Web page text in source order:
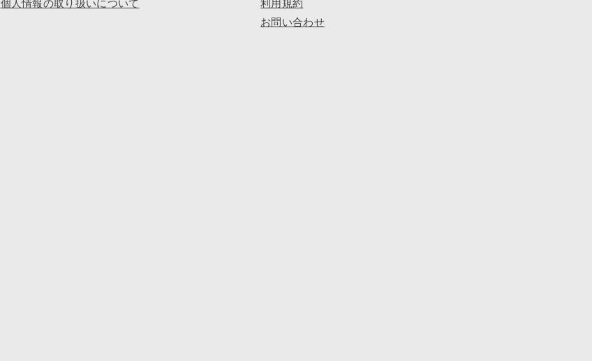
個人情報の取り扱いについて
利用規約
お問い合わせ